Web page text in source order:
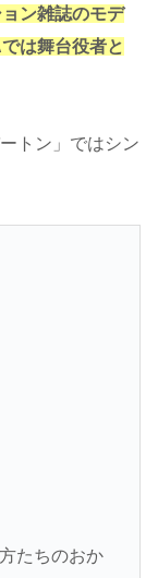
ン雑誌のモデ
は舞台役者と
トン」ではシン
たちのおか